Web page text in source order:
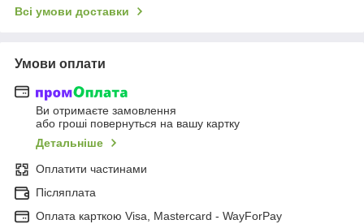
Всі умови доставки
Умови оплати
Ви отримаєте замовлення
або гроші повернуться на вашу картку
Детальніше
Оплатити частинами
Післяплата
Оплата карткою Visa, Mastercard - WayForPay